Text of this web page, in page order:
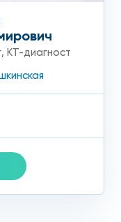
, КТ-диагност